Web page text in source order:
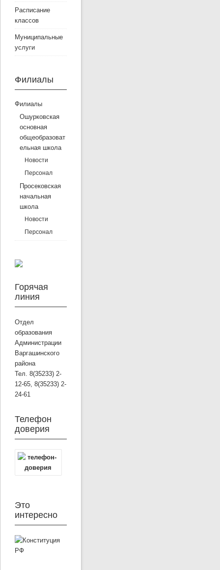
Расписание
классов
Муниципальные
услуги
Филиалы
Филиалы
Ошурковская
основная
общеобразоват
ельная школа
Новости
Персонал
Просековская
начальная
школа
Новости
Персонал
Горячая
линия
Отдел
образования
Администрации
Варгашинского
района
Тел. 8(35233) 2-
12-65, 8(35233) 2-
24-61
Телефон
доверия
Это
интересно